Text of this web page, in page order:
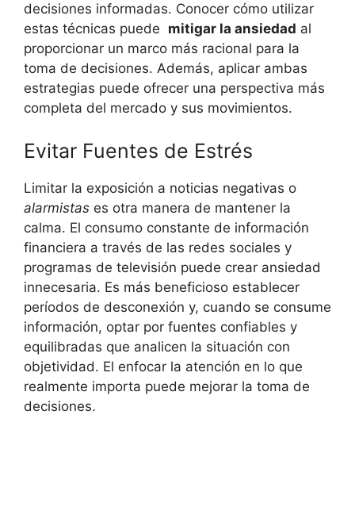
‍decisiones informadas. Conocer cómo utilizar
estas técnicas puede ‌ mitigar ⁢la ansiedad al
proporcionar un marco más racional para la
toma de decisiones. Además, aplicar ambas
estrategias ⁣puede ofrecer una perspectiva más
⁤completa del ⁣mercado ⁣y sus movimientos.
Evitar ‍Fuentes‍ de Estrés
Limitar la exposición a noticias negativas o
alarmistas es otra manera de mantener la
calma. El consumo constante de información
financiera a través de las redes sociales y
programas de⁤ televisión puede crear ansiedad‌
innecesaria. Es más ​beneficioso establecer
⁢períodos de desconexión y, cuando se consume
información, optar por fuentes confiables y
equilibradas que analicen la situación con
objetividad. El enfocar la atención ⁤en‌ lo que
realmente importa puede mejorar ‌la toma‌ de
decisiones.